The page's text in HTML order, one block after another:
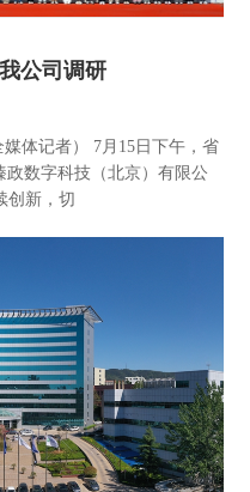
公司调研
体记者） 7月15日下午，省
政数字科技（北京）有限公
创新，切